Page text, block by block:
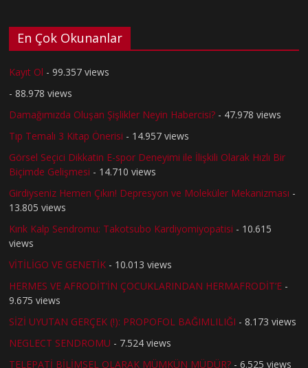
En Çok Okunanlar
Kayıt Ol - 99.357 views
- 88.978 views
Damağımızda Oluşan Şişlikler Neyin Habercisi? - 47.978 views
Tıp Temalı 3 Kitap Önerisi - 14.957 views
Görsel Seçici Dikkatin E-spor Deneyimi ile İlişkili Olarak Hızlı Bir
Biçimde Gelişmesi - 14.710 views
Girdiyseniz Hemen Çıkın! Depresyon ve Moleküler Mekanizması -
13.805 views
Kırık Kalp Sendromu: Takotsubo Kardiyomiyopatisi - 10.615
views
VİTİLİGO VE GENETİK - 10.013 views
HERMES VE AFRODİT’İN ÇOCUKLARINDAN HERMAFRODİT’E -
9.675 views
SİZİ UYUTAN GERÇEK (!): PROPOFOL BAĞIMLILIĞI - 8.173 views
NEGLECT SENDROMU - 7.524 views
TELEPATİ BİLİMSEL OLARAK MÜMKÜN MÜDÜR? - 6.525 views